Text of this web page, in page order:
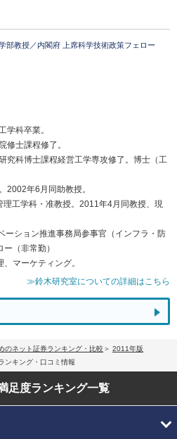
部教授／内閣府 上席科学技術政策フェロー
学科卒業。
修士課程修了。
究科博士課程経営工学専攻修了。博士（工
2002年6月同助教授。
工学科・准教授。2011年4月同教授、現
ーション推進事務局参事官（インフラ・防
（非常勤）
マーケティング。
≫鈴木研究室についての詳細はこちら
のネット証券ランキング・比較
2011年版
ンキング・口コミ情報
足度ランキング一覧